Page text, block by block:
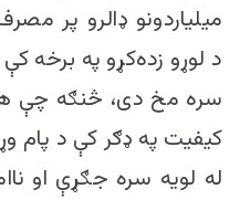
میلیاردونو ډالرو پر
د لوړو زده‌کړو په برخه
سره مخ دی، څنګه چې
کیفیت په ډګر کې د پام
له لویه سره جګړې او